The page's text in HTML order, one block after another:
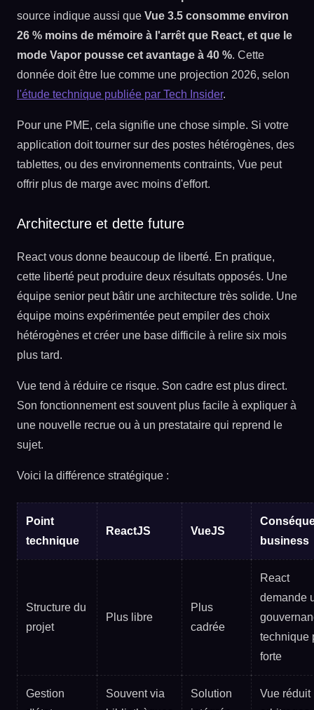
source indique aussi que Vue 3.5 consomme environ
26 % moins de mémoire à l'arrêt que React, et que le
mode Vapor pousse cet avantage à 40 %. Cette
donnée doit être lue comme une projection 2026, selon
l'étude technique publiée par Tech Insider.
Pour une PME, cela signifie une chose simple. Si votre
application doit tourner sur des postes hétérogènes, des
tablettes, ou des environnements contraints, Vue peut
offrir plus de marge avec moins d'effort.
Architecture et dette future
React vous donne beaucoup de liberté. En pratique,
cette liberté peut produire deux résultats opposés. Une
équipe senior peut bâtir une architecture très solide. Une
équipe moins expérimentée peut empiler des choix
hétérogènes et créer une base difficile à relire six mois
plus tard.
Vue tend à réduire ce risque. Son cadre est plus direct.
Son fonctionnement est souvent plus facile à expliquer à
une nouvelle recrue ou à un prestataire qui reprend le
sujet.
Voici la différence stratégique :
Point
technique
ReactJS VueJS
business
Structure du
projet
Plus libre
Plus
cadrée
React
demande
technique
forte
Gestion
Souvent via
Solution
Vue réduit